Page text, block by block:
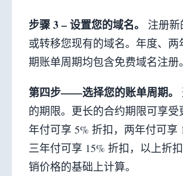
步骤 3 – 设置您的域名。
注册新
或转移您现有的域名。年度、两
期账单周期均包含免费域名注册。
第四步——选择您的账单周期。
的期限。更长的合约期限可享受
年付可享 5% 折扣，两年付可享
三年付可享 15% 折扣，以上折
销价格的基础上计算。